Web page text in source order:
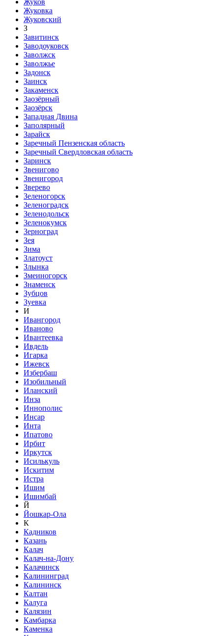
Жуковка
Жуковский
З
Завитинск
Заводоуковск
Заволжск
Заволжье
Задонск
Заинск
Закаменск
Заозёрный
Заозёрск
Западная Двина
Заполярный
Зарайск
Заречный Пензенская область
Заречный Свердловская область
Заринск
Звенигово
Звенигород
Зверево
Зеленогорск
Зеленоградск
Зеленодольск
Зеленокумск
Зерноград
Зея
Зима
Златоуст
Злынка
Змеиногорск
Знаменск
Зубцов
Зуевка
И
Ивангород
Иваново
Ивантеевка
Ивдель
Игарка
Ижевск
Избербаш
Изобильный
Иланский
Инза
Иннополис
Инсар
Инта
Ипатово
Ирбит
Иркутск
Исилькуль
Искитим
Истра
Ишим
Ишимбай
Й
Йошкар-Ола
К
Кадников
Казань
Калач
Калач-на-Дону
Калачинск
Калининград
Калининск
Калтан
Калуга
Калязин
Камбарка
Каменка